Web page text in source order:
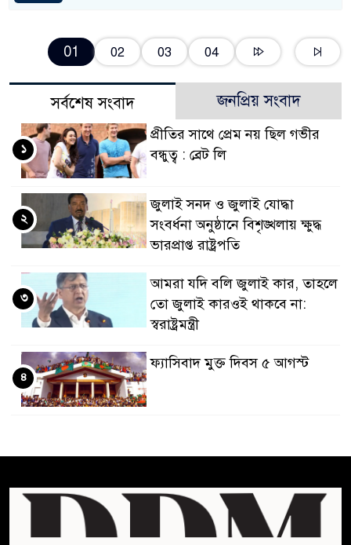
01 02 03 04
সর্বশেষ সংবাদ জনপ্রিয় সংবাদ
প্রীতির সাথে প্রেম নয় ছিল গভীর
বন্ধুত্ব : ব্রেট লি
১
জুলাই সনদ ও জুলাই যোদ্ধা
সংবর্ধনা অনুষ্ঠানে বিশৃঙ্খলায় ক্ষুদ্ধ
ভারপ্রাপ্ত রাষ্ট্রপতি
২
আমরা যদি বলি জুলাই কার, তাহলে
তো জুলাই কারওই থাকবে না:
স্বরাষ্ট্রমন্ত্রী
৩
ফ্যাসিবাদ মুক্ত দিবস ৫ আগস্ট
৪
ব্যবস্থা নিবে সরকার : প্রধানমন্ত্রীর
বাংলাদেশে বিনিয়োগ ও দক্ষ শ্রমিক
নিতে আগ্রহী সৌদি আরব